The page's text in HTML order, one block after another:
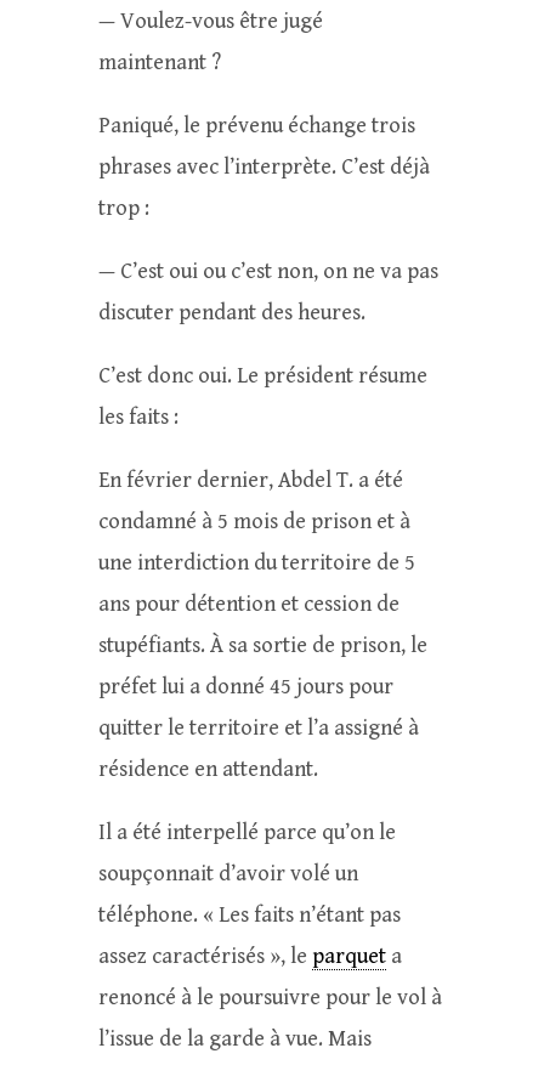
— Voulez-vous être jugé
maintenant ?
Paniqué, le prévenu échange trois
phrases avec l’interprète. C’est déjà
trop :
— C’est oui ou c’est non, on ne va pas
discuter pendant des heures.
C’est donc oui. Le président résume
les faits :
En février dernier, Abdel T. a été
condamné à 5 mois de prison et à
une interdiction du territoire de 5
ans pour détention et cession de
stupéfiants. À sa sortie de prison, le
préfet lui a donné 45 jours pour
quitter le territoire et l’a assigné à
résidence en attendant.
Il a été interpellé parce qu’on le
soupçonnait d’avoir volé un
téléphone. « Les faits n’étant pas
assez caractérisés », le parqueta
renoncé à le poursuivre pour le vol à
l’issue de la garde à vue. Mais